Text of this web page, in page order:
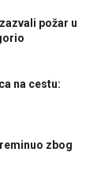
požar u
na cestu:
zbog